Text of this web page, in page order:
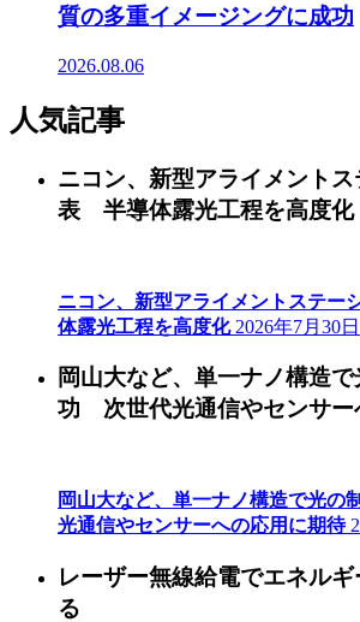
質の多重イメージングに成功
2026.08.06
人気記事
ニコン、新型アライメント
表 半導体露光工程を高度化
ニコン、新型アライメントステ
体露光工程を高度化 2026年7月30日
岡山大など、単一ナノ構造
功 次世代光通信やセンサー
岡山大など、単一ナノ構造で光
光通信やセンサーへの応用に期待
レーザー無線給電でエネルギ
る